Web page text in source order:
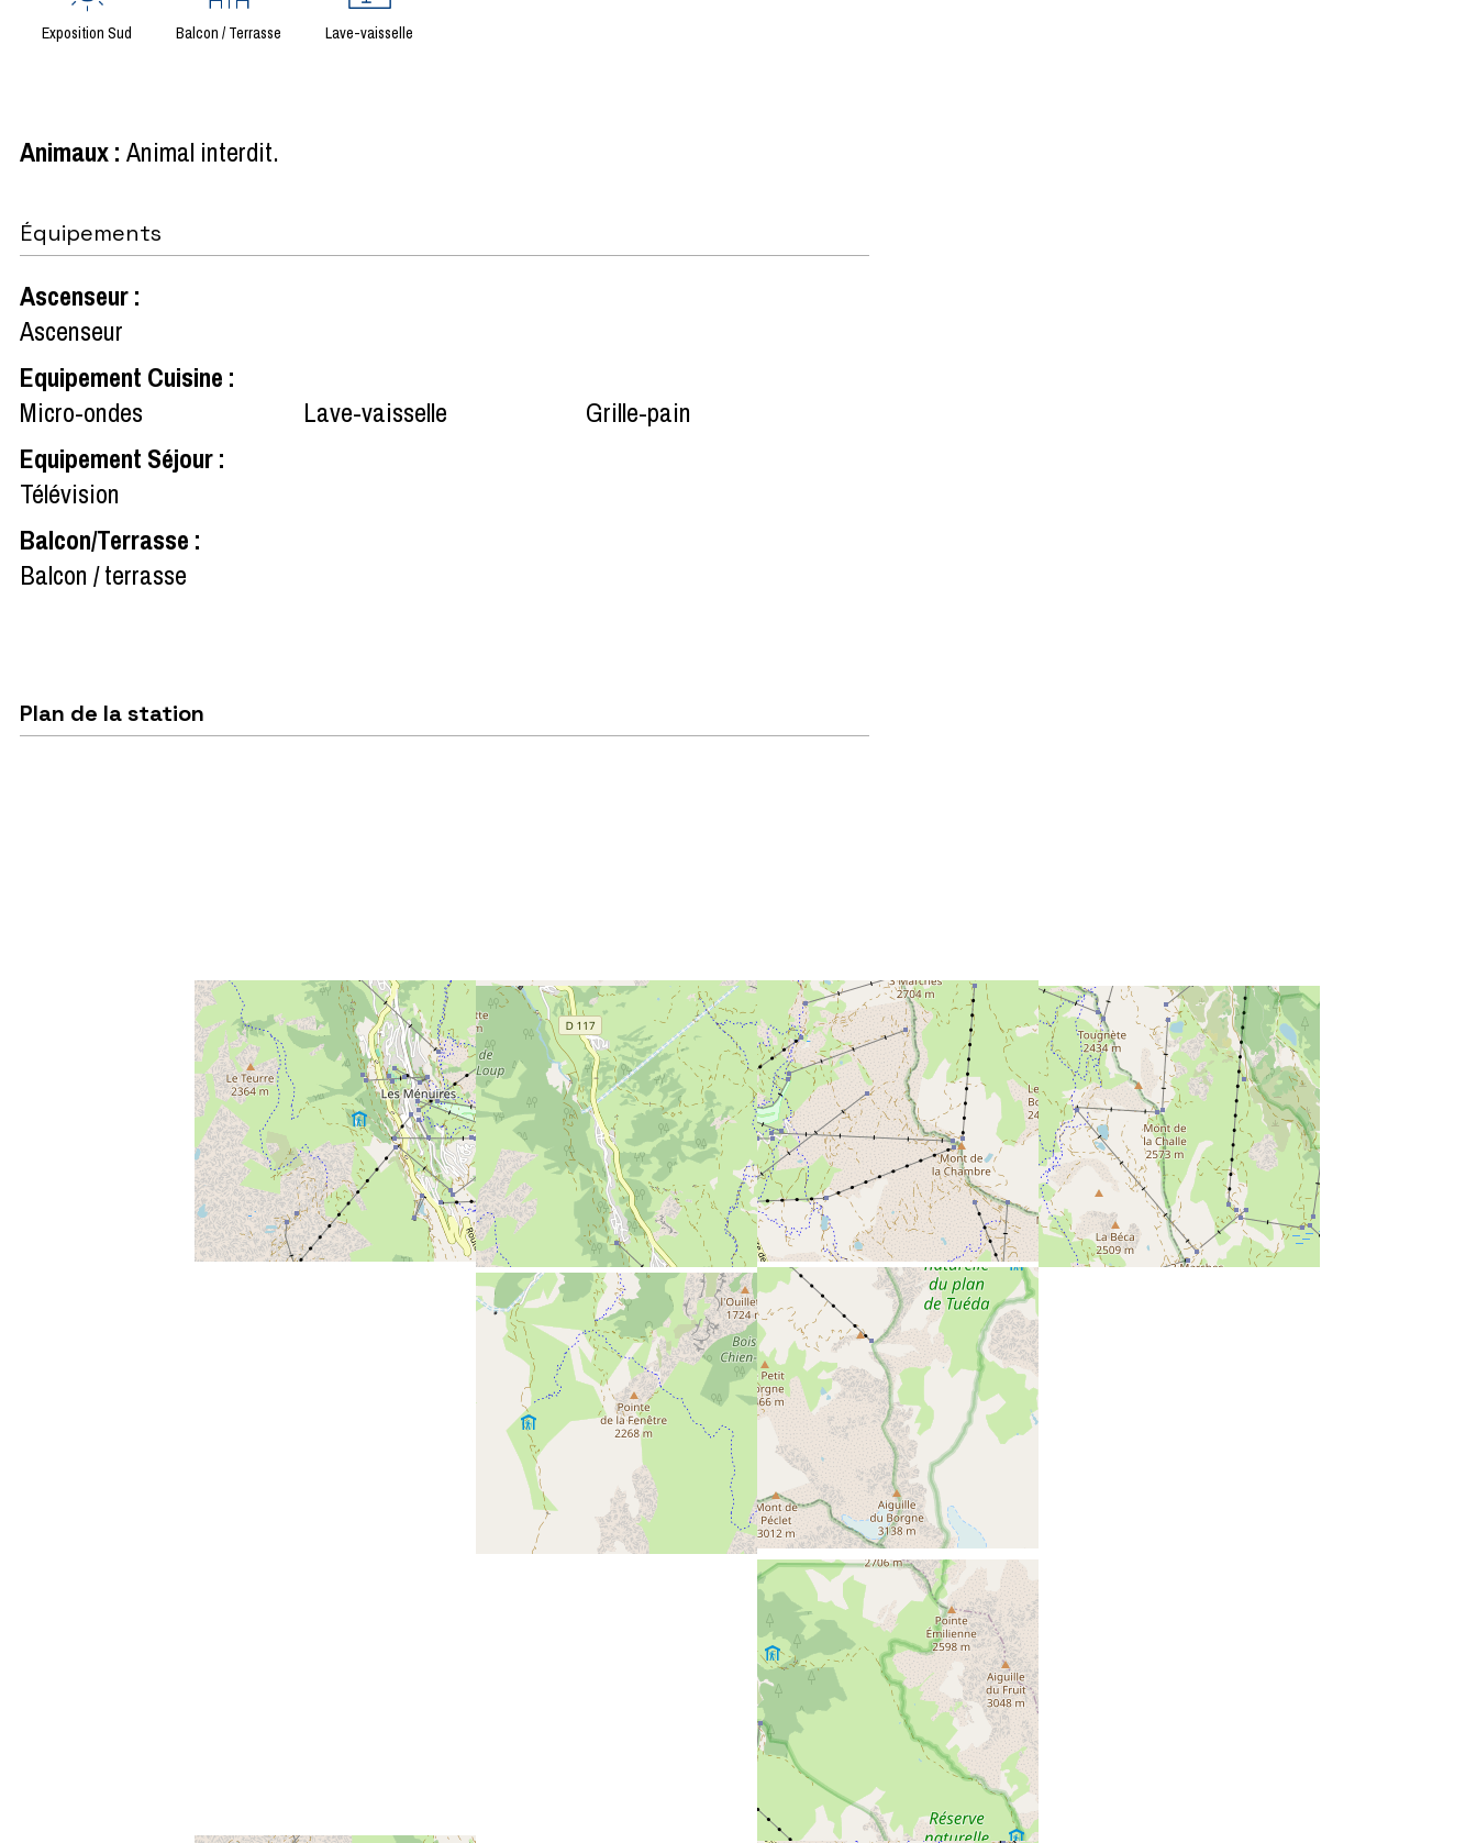
Exposition Sud Balcon / Terrasse Lave-vaisselle
Animaux: Animal interdit
Équipements
Ascenseur:
Ascenseur
Equipement Cuisine :
Micro-ondes
Lave-vaisselle
Grille-pain
Equipement Séjour:
Télévision
Balcon/Terrasse :
Balcon / terrasse
Plan de la station